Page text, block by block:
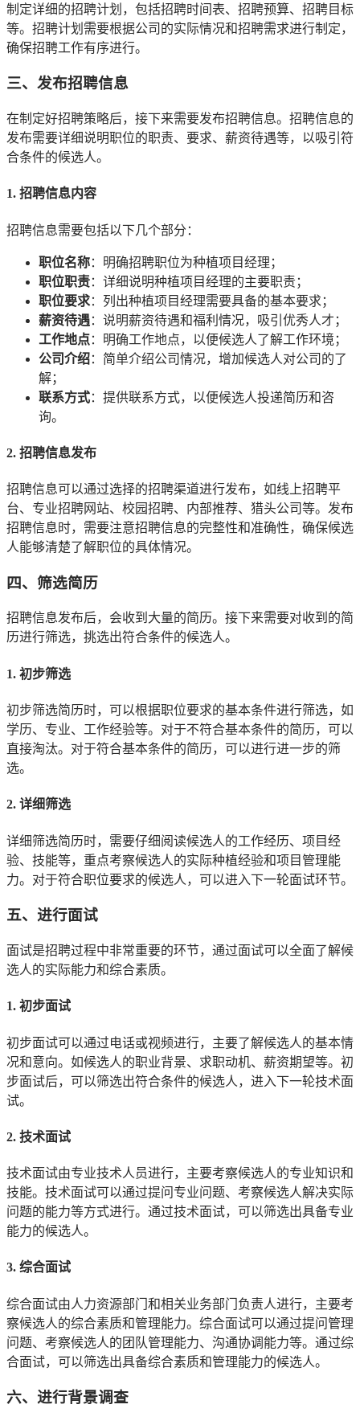
制定详细的招聘计划，包括招聘时间表、招聘预算、招聘目标
等。招聘计划需要根据公司的实际情况和招聘需求进行制定，
确保招聘工作有序进行。
三、发布招聘信息
在制定好招聘策略后，接下来需要发布招聘信息。招聘信息的
发布需要详细说明职位的职责、要求、薪资待遇等，以吸引符
合条件的候选人。
1. 招聘信息内容
招聘信息需要包括以下几个部分：
职位名称：明确招聘职位为种植项目经理；
职位职责：详细说明种植项目经理的主要职责；
职位要求：列出种植项目经理需要具备的基本要求；
薪资待遇：说明薪资待遇和福利情况，吸引优秀人才；
工作地点：明确工作地点，以便候选人了解工作环境；
公司介绍：简单介绍公司情况，增加候选人对公司的了
解；
联系方式：提供联系方式，以便候选人投递简历和咨
询。
2. 招聘信息发布
招聘信息可以通过选择的招聘渠道进行发布，如线上招聘平
台、专业招聘网站、校园招聘、内部推荐、猎头公司等。发布
招聘信息时，需要注意招聘信息的完整性和准确性，确保候选
人能够清楚了解职位的具体情况。
四、筛选简历
招聘信息发布后，会收到大量的简历。接下来需要对收到的简
历进行筛选，挑选出符合条件的候选人。
1. 初步筛选
初步筛选简历时，可以根据职位要求的基本条件进行筛选，如
学历、专业、工作经验等。对于不符合基本条件的简历，可以
直接淘汰。对于符合基本条件的简历，可以进行进一步的筛
选。
2. 详细筛选
详细筛选简历时，需要仔细阅读候选人的工作经历、项目经
验、技能等，重点考察候选人的实际种植经验和项目管理能
力。对于符合职位要求的候选人，可以进入下一轮面试环节。
五、进行面试
面试是招聘过程中非常重要的环节，通过面试可以全面了解候
选人的实际能力和综合素质。
1. 初步面试
初步面试可以通过电话或视频进行，主要了解候选人的基本情
况和意向。如候选人的职业背景、求职动机、薪资期望等。初
步面试后，可以筛选出符合条件的候选人，进入下一轮技术面
试。
2. 技术面试
技术面试由专业技术人员进行，主要考察候选人的专业知识和
技能。技术面试可以通过提问专业问题、考察候选人解决实际
问题的能力等方式进行。通过技术面试，可以筛选出具备专业
能力的候选人。
3. 综合面试
综合面试由人力资源部门和相关业务部门负责人进行，主要考
察候选人的综合素质和管理能力。综合面试可以通过提问管理
问题、考察候选人的团队管理能力、沟通协调能力等。通过综
合面试，可以筛选出具备综合素质和管理能力的候选人。
六、进行背景调查